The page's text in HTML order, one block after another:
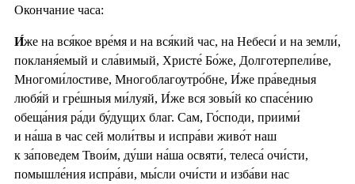
Окончание часа:
И́же на вся́кое вре́мя и на вся́кий час, на Небеси́ и на земли́,
покланя́емый и сла́вимый, Христе́ Бо́же, Долготерпели́ве,
Многоми́лостиве, Многоблагоутро́бне, И́же пра́ведныя
любя́й и гре́шныя ми́луяй, И́же вся зовы́й ко спасе́нию
обеща́ния ра́ди бу́дущих благ. Сам, Го́споди, приими́
и на́ша в час сей моли́твы и испра́ви живо́т наш
к за́поведем Твои́м, ду́ши на́ша освяти́, телеса́ очи́сти,
помышле́ния испра́ви, мы́сли очи́сти и изба́ви нас